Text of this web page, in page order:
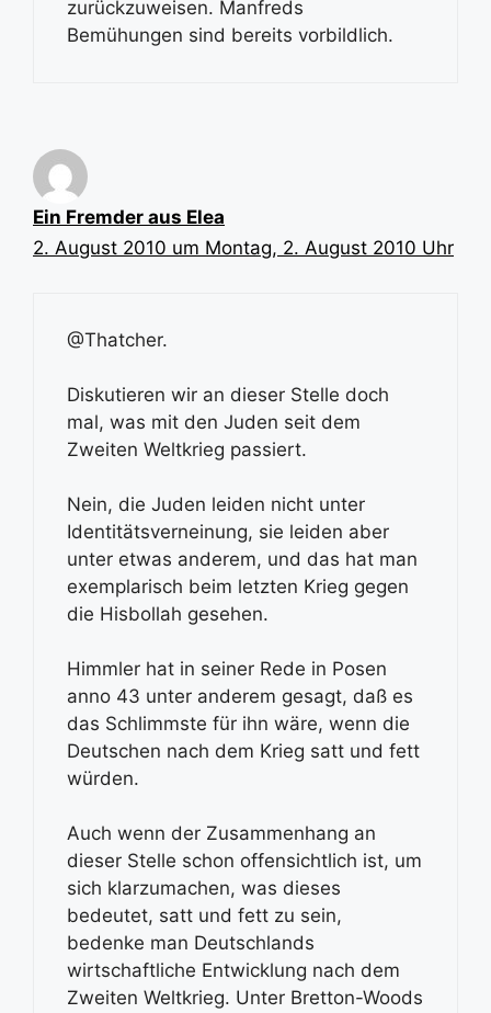
zurückzuweisen. Manfreds
Bemühungen sind bereits vorbildlich.
Ein Fremder aus Elea
2. August 2010 um Montag, 2. August 2010 Uhr
@Thatcher.
Diskutieren wir an dieser Stelle doch
mal, was mit den Juden seit dem
Zweiten Weltkrieg passiert.
Nein, die Juden leiden nicht unter
Identitätsverneinung, sie leiden aber
unter etwas anderem, und das hat man
exemplarisch beim letzten Krieg gegen
die Hisbollah gesehen.
Himmler hat in seiner Rede in Posen
anno 43 unter anderem gesagt, daß es
das Schlimmste für ihn wäre, wenn die
Deutschen nach dem Krieg satt und fett
würden.
Auch wenn der Zusammenhang an
dieser Stelle schon offensichtlich ist, um
sich klarzumachen, was dieses
bedeutet, satt und fett zu sein,
bedenke man Deutschlands
wirtschaftliche Entwicklung nach dem
Zweiten Weltkrieg. Unter Bretton-Woods